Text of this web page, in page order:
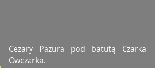
Cezary Pazura pod batutą Czarka
Owczarka.